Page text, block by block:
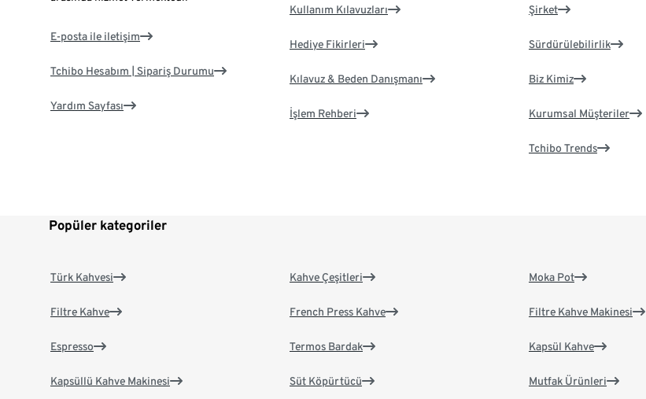
E-posta ile iletişim
Tchibo Hesabım | Sipariş Durumu
Yardım Sayfası
Kullanım Kılavuzları
Hediye Fikirleri
Kılavuz & Beden Danışmanı
İşlem Rehberi
Şirket
Sürdürülebilirlik
Biz Kimiz
Kurumsal Müşteriler
Tchibo Trends
Popüler kategoriler
Türk Kahvesi
Filtre Kahve
Espresso
Kapsüllü Kahve Makinesi
Kahve Çeşitleri
French Press Kahve
Termos Bardak
Süt Köpürtücü
Moka Pot
Filtre Kahve Makinesi
Kapsül Kahve
Mutfak Ürünleri